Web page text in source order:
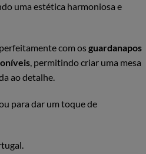
uma estética harmoniosa e
com osguardanapos
, permitindo criar uma mesa
ao detalhe.
para dar um toque de